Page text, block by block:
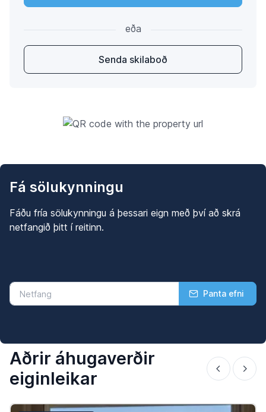
eða
Senda skilaboð
Fá sölukynningu
Fáðu fría sölukynningu á þessari eign með því að skrá
netfangið þitt í reitinn.
Panta efni
Aðrir áhugaverðir
eiginleikar